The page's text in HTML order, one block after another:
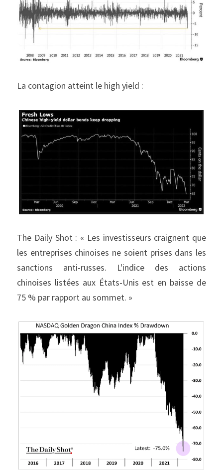
La contagion atteint le high yield :
The Daily Shot : « Les investisseurs craignent que
les entreprises chinoises ne soient prises dans les
sanctions anti-russes. L'indice des actions
chinoises listées aux États-Unis est en baisse de
75 % par rapport au sommet. »